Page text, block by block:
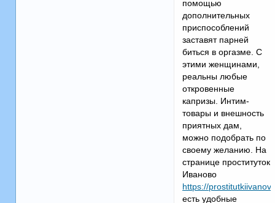
помощью
дополнительных
приспособлений
заставят парней
биться в оргазме. С
этими женщинами,
реальны любые
откровенные
капризы. Интим-
товары и внешность
приятных дам,
можно подобрать по
своему желанию. На
странице проституток
Иваново
https://
есть удобные